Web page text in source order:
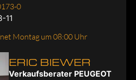
0
11
Montag um 08:00 Uhr
ERIC BIEWER
Verkaufsberater PEUGEOT